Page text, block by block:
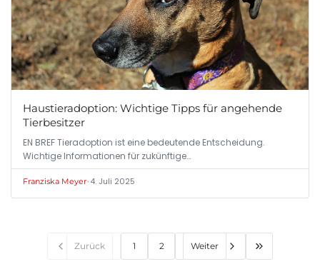
Haustieradoption: Wichtige Tipps für angehende
Tierbesitzer
EN BREF Tieradoption ist eine bedeutende Entscheidung.
Wichtige Informationen für zukünftige…
Franziska Meyer•4. Juli 2025
Zurück 1 2 Weiter